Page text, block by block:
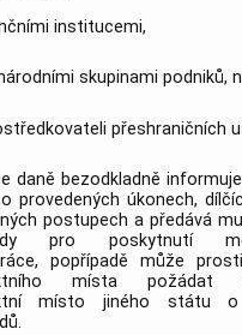
institucemi,
skupinami podniků,
přeshraničních
daně bezodkladně informuje
o provedených úkonech,
postupech a předává
pro poskytnutí
, popřípadě může
místapožádat
místo jiného státu o